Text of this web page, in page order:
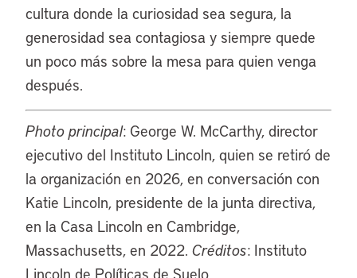
cultura donde la curiosidad sea segura, la
generosidad sea contagiosa y siempre quede
un poco más sobre la mesa para quien venga
después.
Photo principal: George W. McCarthy, director
ejecutivo del Instituto Lincoln, quien se retiró de
la organización en 2026, en conversación con
Katie Lincoln, presidente de la junta directiva,
en la Casa Lincoln en Cambridge,
Massachusetts, en 2022. Créditos: Instituto
Lincoln de Políticas de Suelo.